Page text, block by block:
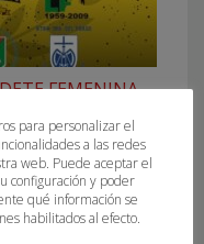
FEMENINA
para personalizar el
a las redes
web. Puede aceptar el
configuración y poder
qué información se
habilitados al efecto.